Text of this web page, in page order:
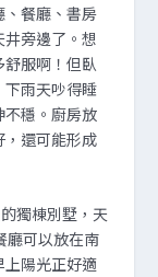
餐廳、書房
旁邊了。想
服啊！但臥
下雨天吵得睡
穩。廚房放
還可能形成
獨棟別墅，天
廳可以放在南
上陽光正好適